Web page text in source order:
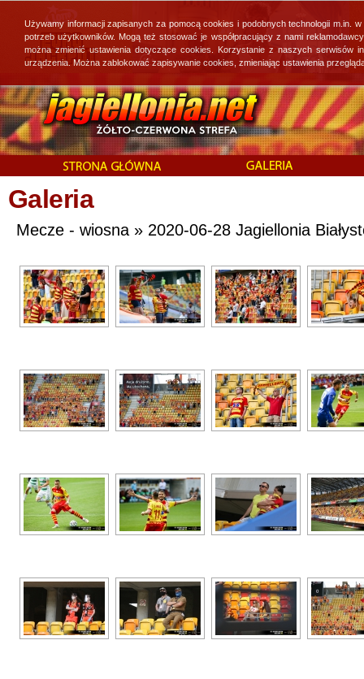
Galeria
Mecze - wiosna » 2020-06-28 Jagiellonia
Używamy informacji zapisanych za pomocą cookies i podobnych technologii
potrzeb użytkowników. Mogą też stosować je współpracujący z nami
można zmienić ustawienia dotyczące cookies. Korzystanie z naszych
urządzenia. Można zablokować zapisywanie cookies, zmieniając ustawienia